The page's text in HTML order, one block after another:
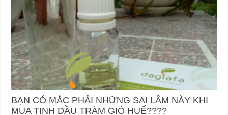
BẠN CÓ MẮC PHẢI NHỮNG SAI LẦM NÀY KHI
MUA TINH DẦU TRÀM GIÓ HUẾ????